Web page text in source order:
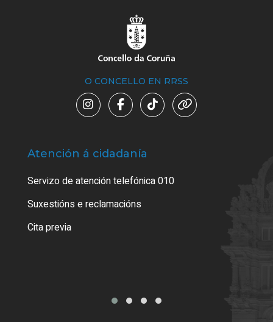
O CONCELLO EN RRSS
Atención á cidadanía
Servizo de atención telefónica 010
Suxestións e reclamacións
Cita previa